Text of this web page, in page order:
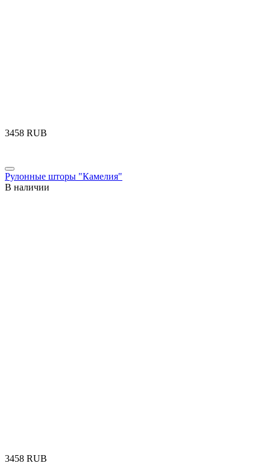
‍3458‍ RUB
Рулонные шторы "Камелия"
В наличии
‍3458‍ RUB